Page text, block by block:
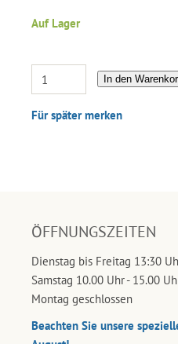
Auf Lager
In den
Für später merken
ÖFFNUNGSZEITEN
Dienstag bis Freitag 13:30
Samstag 10.00 Uhr - 15.00
Montag geschlossen
Beachten Sie unsere